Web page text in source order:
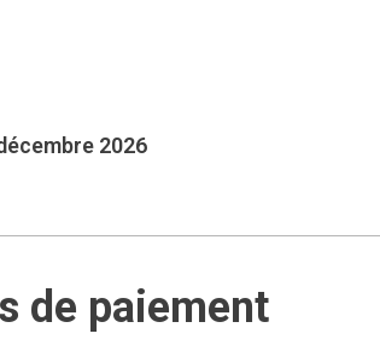
2026
de paiement